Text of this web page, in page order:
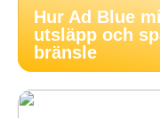
Hur Ad Blue
utsläpp och
bränsle